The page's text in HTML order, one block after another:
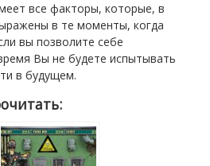
все факторы, которые, в
в те моменты, когда
вы позволите себе
Вы не будете испытывать
в будущем.